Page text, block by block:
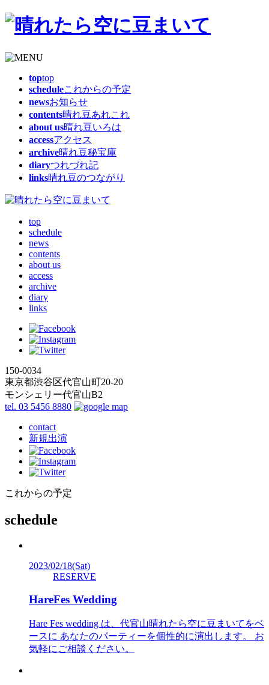
toptop
scheduleこれからの予定
newsお知らせ
contents晴れ豆あれこれ
about us晴れ豆いろは
accessアクセス
archive晴れ豆秘宝庫
diaryつれづれ記
links晴れ豆のつながり
top
schedule
news
contents
about us
access
archive
diary
links
150-0034
東京都渋谷区代官山町20-20
モンシェリー代官山B2
tel. 03 5456 8880
contact
新規出演
これからの予定
schedule
2023/02/18(Sat)
RESERVE
HareFes Wedding
Hare Fes wedding は、代官山晴れたら空に豆まいてをベ
ースに あなたのパーティーを個性的に演出します。 お
気軽にご相談ください。